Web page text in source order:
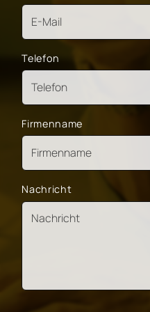
Telefon
Firmenname
Nachricht